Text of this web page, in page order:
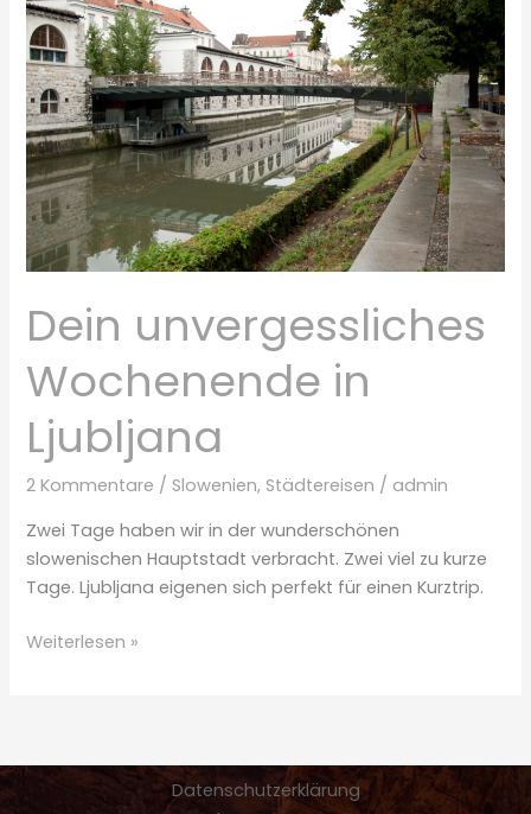
durch
den
Magen
Dein unvergessliches
Wochenende in
Ljubljana
2 Kommentare / Slowenien, Städtereisen / admin
Zwei Tage haben wir in der wunderschönen
slowenischen Hauptstadt verbracht. Zwei viel zu kurze
Tage. Ljubljana eigenen sich perfekt für einen Kurztrip.
Dein
Weiterlesen »
Datenschutzerklärung